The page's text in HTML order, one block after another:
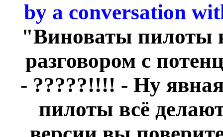
by a conversation
"Виноваты пилоты
разговором с
- ?????!!!! - Ну
пилоты всё